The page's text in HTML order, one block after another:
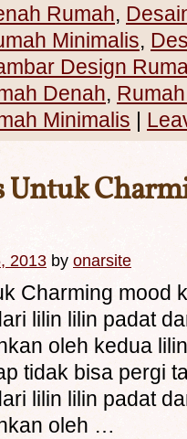
Rumah,
Minimalis,
Design
Denah,
Minimalis |
2013 by onarsite
Charming mood
lilin lilin padat
oleh kedua
tidak bisa pergi
lilin lilin padat
oleh …